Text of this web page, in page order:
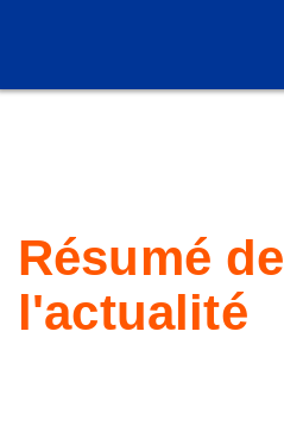
Résumé de
l'actualité